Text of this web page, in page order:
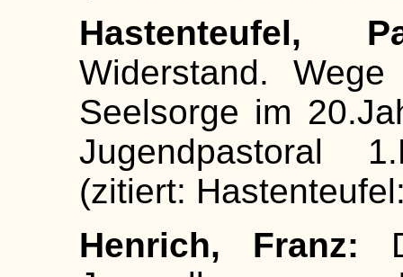
Hastenteufel,
Widerstand.
Seelsorge im
Jugendpastoral
(zitiert:
Henrich, Franz: